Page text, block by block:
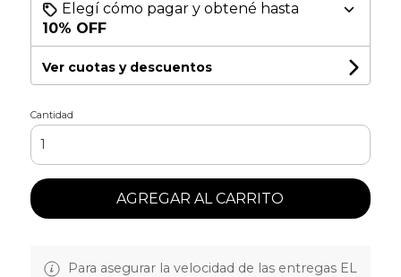
Elegí cómo pagar y obtené hasta
10% OFF
Ver cuotas y descuentos
Cantidad
AGREGAR AL CARRITO
Para asegurar la velocidad de las entregas EL